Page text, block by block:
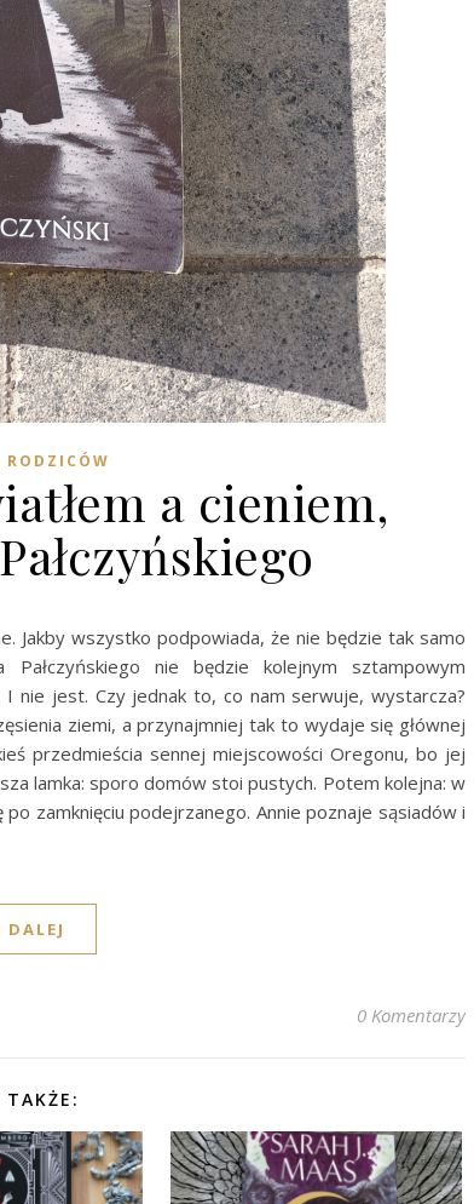
a cieniem,
Jakby wszystko podpowiada, że nie będzie tak samo
Pałczyńskiego nie będzie kolejnym sztampowym
I nie jest. Czy jednak to, co nam serwuje, wystarcza?
ziemi, a przynajmniej tak to wydaje się głównej
przedmieścia sennej miejscowości Oregonu, bo jej
lamka: sporo domów stoi pustych. Potem kolejna: w
zamknięciu podejrzanego. Annie poznaje sąsiadów i
DALEJ
0 Komentarzy
TAKŻE: